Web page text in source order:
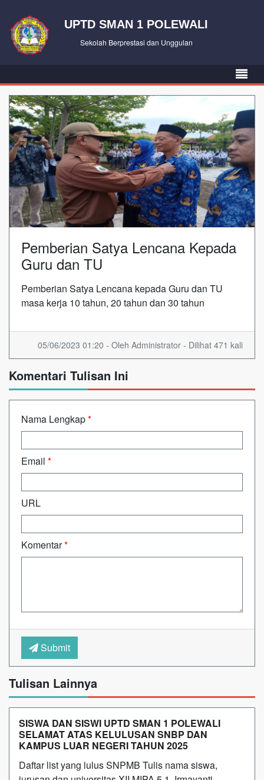
UPTD SMAN 1 POLEWALI
Sekolah Berprestasi dan Unggulan
Pemberian Satya Lencana Kepada
Guru dan TU
Pemberian Satya Lencana kepada Guru dan TU
masa kerja 10 tahun, 20 tahun dan 30 tahun
05/06/2023 01:20 - Oleh Administrator - Dilihat 471 kali
Komentari Tulisan Ini
Nama Lengkap*
Email *
URL
Komentar*
Submit
Tulisan Lainnya
SISWA DAN SISWI UPTD SMAN 1 POLEWALI
SELAMAT ATAS KELULUSAN SNBP DAN
KAMPUS LUAR NEGERI TAHUN 2025
Daftar list yang lulus SNPMB Tulis nama siswa,